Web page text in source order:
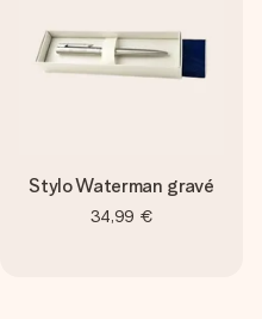
Stylo Waterman gravé
34,99 €